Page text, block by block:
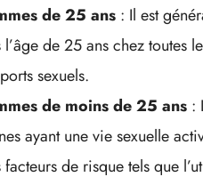
de 25 ans : Il est
l’âge de 25 ans chez toutes
sexuels.
de moins de 25 ans :
ayant une vie sexuelle
facteurs de risque tels que